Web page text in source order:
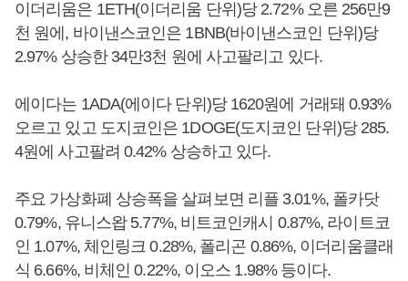
이더리움은 1ETH(이더리움 단위)당 2.72% 오른 256만9
천 원에, 바이낸스코인은 1BNB(바이낸스코인 단위)당
2.97% 상승한 34만3천 원에 사고팔리고 있다.
에이다는 1ADA(에이다 단위)당 1620원에 거래돼 0.93%
오르고 있고 도지코인은 1DOGE(도지코인 단위)당 285.
4원에 사고팔려 0.42% 상승하고 있다.
주요 가상화폐 상승폭을 살펴보면 리플 3.01%, 폴카닷
0.79%, 유니스왑 5.77%, 비트코인캐시 0.87%, 라이트코
인 1.07%, 체인링크 0.28%, 폴리곤 0.86%, 이더리움클래
식 6.66%, 비체인 0.22%, 이오스 1.98% 등이다.